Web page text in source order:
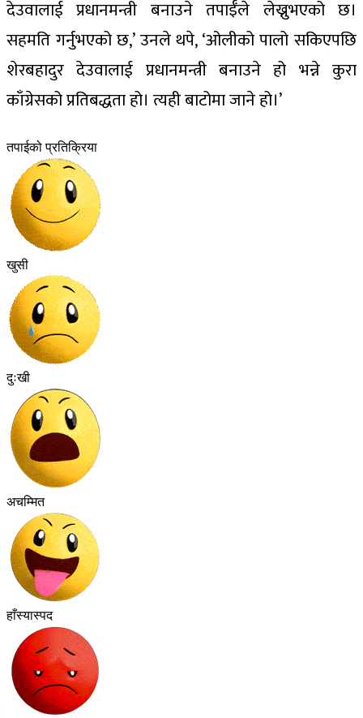
देउवालाई प्रधानमन्त्री बनाउने तपाईँले लेख्नुभएको छ।
सहमति गर्नुभएको छ,’ उनले थपे, ‘ओलीको पालो सकिएपछि
शेरबहादुर देउवालाई प्रधानमन्त्री बनाउने हो भन्ने कुरा
काँग्रेसको प्रतिबद्धता हो। त्यही बाटोमा जाने हो।’
तपाईको प्रतिक्रिया
खुसी
दुःखी
अचम्मित
हाँस्यास्पद